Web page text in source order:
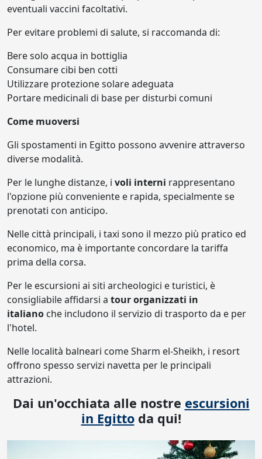
eventuali vaccini facoltativi.
Per evitare problemi di salute, si raccomanda di:
Bere solo acqua in bottiglia
Consumare cibi ben cotti
Utilizzare protezione solare adeguata
Portare medicinali di base per disturbi comuni
Come muoversi
Gli spostamenti in Egitto possono avvenire attraverso
diverse modalità.
Per le lunghe distanze, i voli interni rappresentano
l'opzione più conveniente e rapida, specialmente se
prenotati con anticipo.
Nelle città principali, i taxi sono il mezzo più pratico ed
economico, ma è importante concordare la tariffa
prima della corsa.
Per le escursioni ai siti archeologici e turistici, è
consigliabile affidarsi a tour organizzati in
italiano che includono il servizio di trasporto da e per
l'hotel.
Nelle località balneari come Sharm el-Sheikh, i resort
offrono spesso servizi navetta per le principali
attrazioni.
Dai un'occhiata alle nostre escursioni
in Egittoda qui!